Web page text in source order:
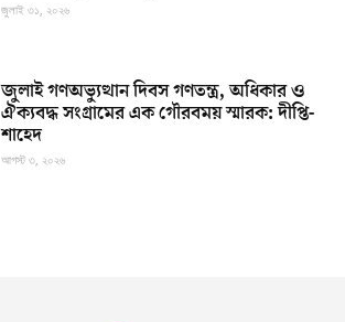
জুলাই ৩১, ২০২৬
জুলাই গণঅভ্যুত্থান দিবস গণতন্ত্র, অধিকার ও
ঐক্যবদ্ধ সংগ্রামের এক গৌরবময় স্মারক: দীপ্তি-
শাহেদ
আগস্ট ৩, ২০২৬